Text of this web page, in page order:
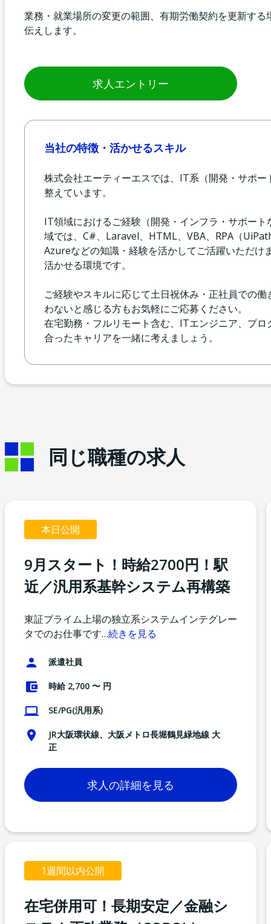
業務・就業場所の変更の範囲、有期労働契約を更新す
伝えします。
求人エントリー
当社の特徴・活かせるスキル
株式会社エーティーエスでは、IT系（開発・サポ
整えています。
IT領域におけるご経験（開発・インフラ・サポー
域では、C#、Laravel、HTML、VBA、RPA（
Azureなどの知識・経験を活かしてご活躍いただ
活かせる環境です。
ご経験やスキルに応じて土日祝休み・正社員での
わないと感じる方もお気軽にご応募ください。
在宅勤務・フルリモート含む、ITエンジニア、プ
合ったキャリアを一緒に考えましょう。
同じ職種の求人
本日公開
9月スタート！時給2700円！駅
近／汎用系基幹システム再構築
東証プライム上場の独立系システムインテグレー
タでのお仕事です…続きを見る
派遣社員
時給 2,700 〜 円
SE/PG(汎用系)
JR大阪環状線、大阪メトロ長堀鶴見緑地線 大
正
求人の詳細を見る
1週間以内公開
在宅併用可！長期安定／金融シ